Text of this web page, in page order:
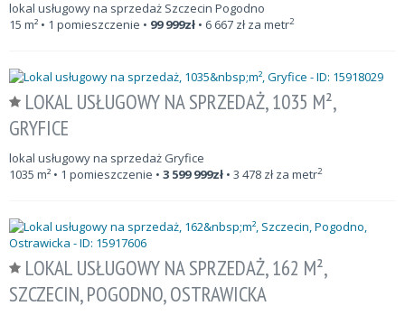
lokal usługowy na sprzedaż Szczecin Pogodno
15 m² • 1 pomieszczenie • 99 999zł • 6 667 zł za metr2
LOKAL USŁUGOWY NA SPRZEDAŻ, 1035 M²,
GRYFICE
lokal usługowy na sprzedaż Gryfice
1035 m² • 1 pomieszczenie • 3 599 999zł • 3 478 zł za metr2
LOKAL USŁUGOWY NA SPRZEDAŻ, 162 M²,
SZCZECIN, POGODNO, OSTRAWICKA